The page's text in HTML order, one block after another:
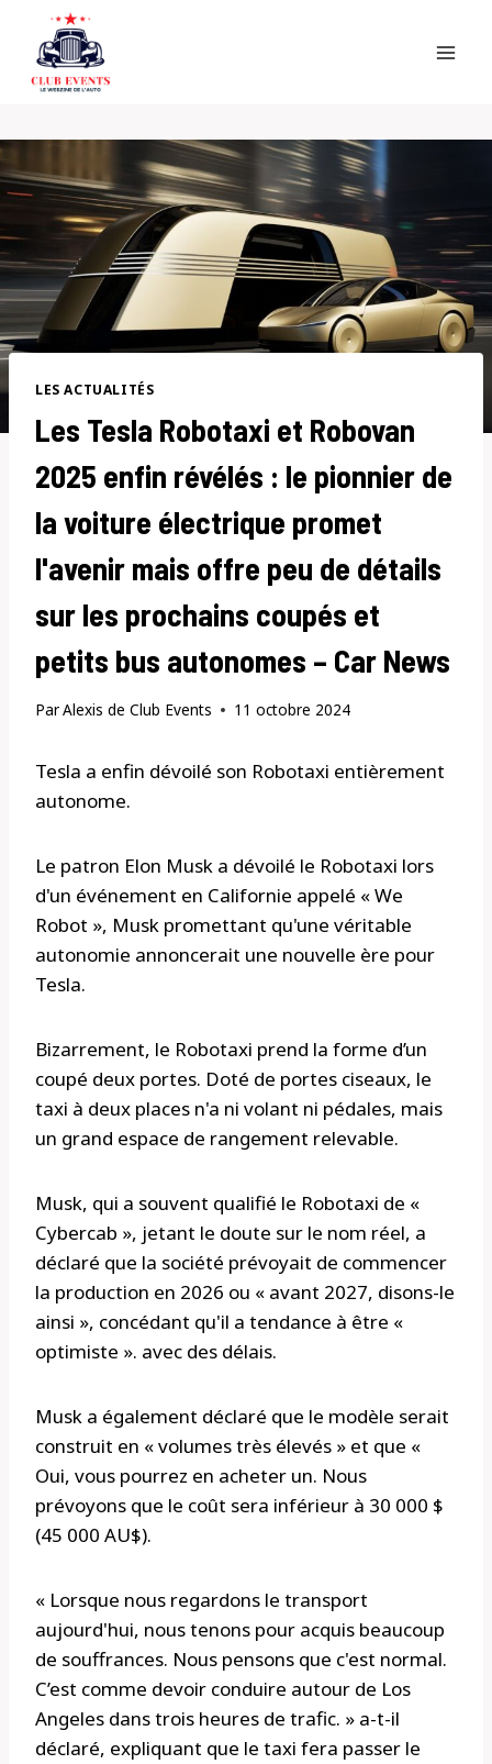
content
LES ACTUALITÉS
Les Tesla Robotaxi et Robovan
2025 enfin révélés : le pionnier de
la voiture électrique promet
l'avenir mais offre peu de détails
sur les prochains coupés et
petits bus autonomes – Car News
ParAlexis de Club Events 11 octobre 2024
Tesla a enfin dévoilé son Robotaxi entièrement
autonome.
Le patron Elon Musk a dévoilé le Robotaxi lors
d'un événement en Californie appelé « We
Robot », Musk promettant qu'une véritable
autonomie annoncerait une nouvelle ère pour
Tesla.
Bizarrement, le Robotaxi prend la forme d’un
coupé deux portes. Doté de portes ciseaux, le
taxi à deux places n'a ni volant ni pédales, mais
un grand espace de rangement relevable.
Musk, qui a souvent qualifié le Robotaxi de «
Cybercab », jetant le doute sur le nom réel, a
déclaré que la société prévoyait de commencer
la production en 2026 ou « avant 2027, disons-le
ainsi », concédant qu'il a tendance à être «
optimiste ». avec des délais.
Musk a également déclaré que le modèle serait
construit en « volumes très élevés » et que «
Oui, vous pourrez en acheter un. Nous
prévoyons que le coût sera inférieur à 30 000 $
(45 000 AU$).
« Lorsque nous regardons le transport
aujourd'hui, nous tenons pour acquis beaucoup
de souffrances. Nous pensons que c'est normal.
C’est comme devoir conduire autour de Los
Angeles dans trois heures de trafic. » a-t-il
déclaré, expliquant que le taxi fera passer le